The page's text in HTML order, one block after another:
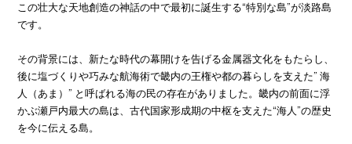
この壮大な天地創造の神話の中で最初に誕生する“特別な島”が淡路島
です。
その背景には、新たな時代の幕開けを告げる金属器文化をもたらし、
後に塩づくりや巧みな航海術で畿内の王権や都の暮らしを支えた” 海
人（あま）” と呼ばれる海の民の存在がありました。畿内の前面に浮
かぶ瀬戸内最大の島は、古代国家形成期の中枢を支えた“海人”の歴史
を今に伝える島。